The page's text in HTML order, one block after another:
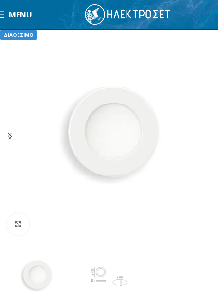
MENU
ΔΙΑΘΕΣΙΜΟ